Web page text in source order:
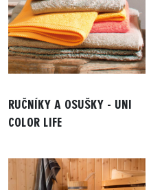
RUČNÍKY A OSUŠKY - UNI
COLOR LIFE